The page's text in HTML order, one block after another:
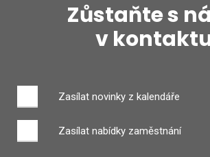
Zůstaňte s
v
Zasílat novinky z kalendáře
Zasílat nabídky zaměstnání